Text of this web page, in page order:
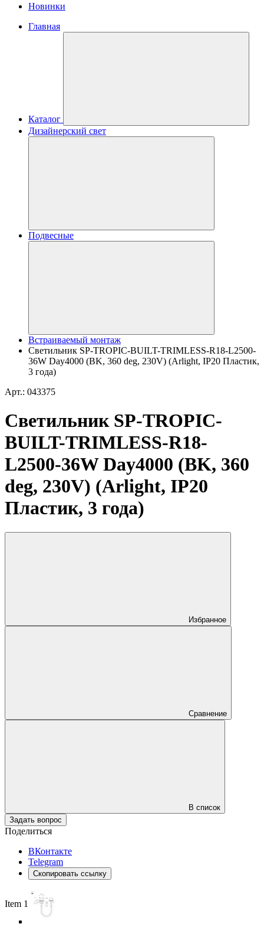
Новинки
Главная
Каталог
Дизайнерский свет
Подвесные
Встраиваемый монтаж
Светильник SP-TROPIC-BUILT-TRIMLESS-R18-L2500-
36W Day4000 (BK, 360 deg, 230V) (Arlight, IP20 Пластик,
3 года)
Арт.: 043375
Светильник SP-TROPIC-
BUILT-TRIMLESS-R18-
L2500-36W Day4000 (BK, 360
deg, 230V) (Arlight, IP20
Пластик, 3 года)
Избранное
Сравнение
В список
Задать вопрос
Поделиться
ВКонтакте
Telegram
Скопировать ссылку
Item 1 of 5